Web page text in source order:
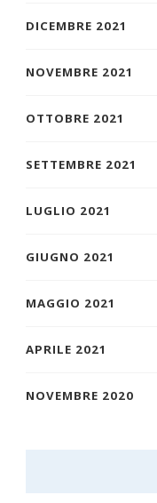
DICEMBRE 2021
NOVEMBRE 2021
OTTOBRE 2021
SETTEMBRE 2021
LUGLIO 2021
GIUGNO 2021
MAGGIO 2021
APRILE 2021
NOVEMBRE 2020